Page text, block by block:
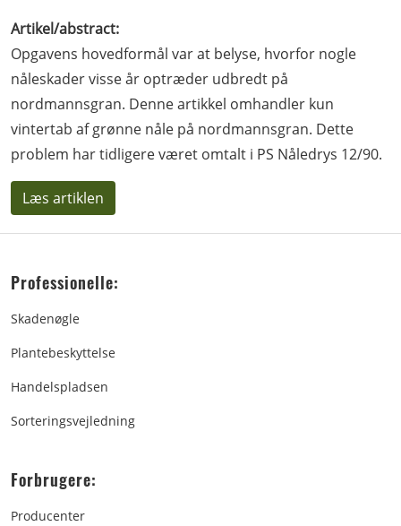
Artikel/abstract:
Opgavens hovedformål var at belyse, hvorfor nogle
nåleskader visse år optræder udbredt på
nordmannsgran. Denne artikkel omhandler kun
vintertab af grønne nåle på nordmannsgran. Dette
problem har tidligere været omtalt i PS Nåledrys 12/90.
Læs artiklen
Professionelle:
Skadenøgle
Plantebeskyttelse
Handelspladsen
Sorteringsvejledning
Forbrugere:
Producenter